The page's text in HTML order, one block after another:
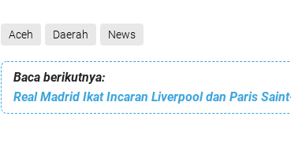
Aceh Daerah News
Baca berikutnya:
Real Madrid Ikat Incaran Liverpool dan Paris